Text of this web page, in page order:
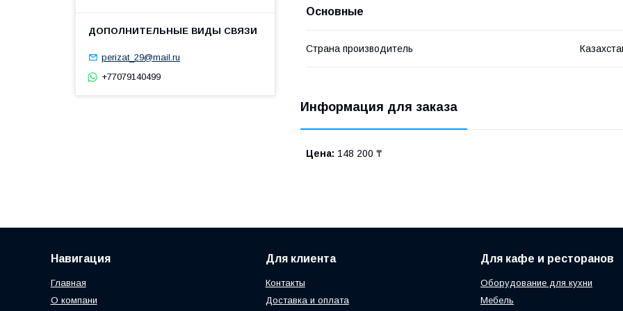
Основные
Страна производитель
Информация для заказа
Цена: 148 200 ₸
perizat_29@mail.ru
+77079140499
Навигация
Главная
О компани
Для клиента
Контакты
Доставка и оплата
Для кафе и ресторанов
Оборудование для кухни
Мебель